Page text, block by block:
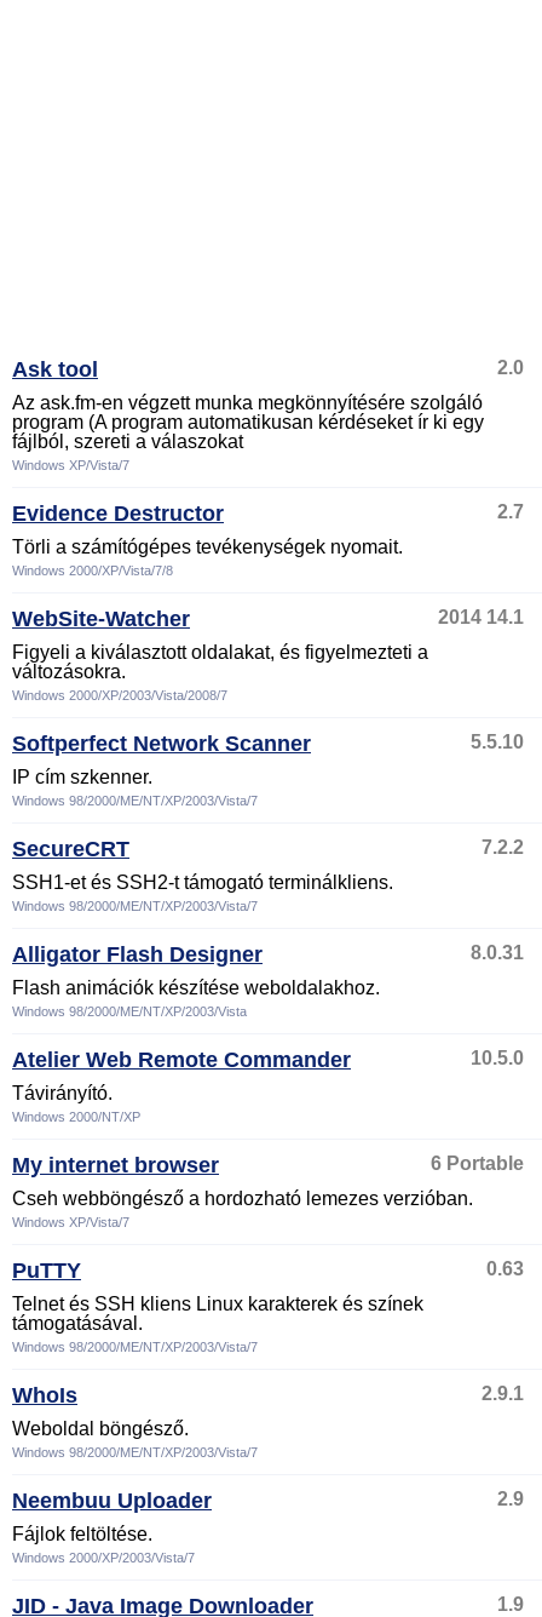
Ask tool
2.0
Az ask.fm-en végzett munka megkönnyítésére szolgáló
program (A program automatikusan kérdéseket ír ki egy
fájlból, szereti a válaszokat
Windows XP/Vista/7
Evidence Destructor
2.7
Törli a számítógépes tevékenységek nyomait.
Windows 2000/XP/Vista/7/8
WebSite-Watcher
2014 14.1
Figyeli a kiválasztott oldalakat, és figyelmezteti a
változásokra.
Windows 2000/XP/2003/Vista/2008/7
Softperfect Network Scanner
5.5.10
IP cím szkenner.
Windows 98/2000/ME/NT/XP/2003/Vista/7
SecureCRT
7.2.2
SSH1-et és SSH2-t támogató terminálkliens.
Windows 98/2000/ME/NT/XP/2003/Vista/7
Alligator Flash Designer
8.0.31
Flash animációk készítése weboldalakhoz.
Windows 98/2000/ME/NT/XP/2003/Vista
Atelier Web Remote Commander
10.5.0
Távirányító.
Windows 2000/NT/XP
My internet browser
6 Portable
Cseh webböngésző a hordozható lemezes verzióban.
Windows XP/Vista/7
PuTTY
0.63
Telnet és SSH kliens Linux karakterek és színek
támogatásával.
Windows 98/2000/ME/NT/XP/2003/Vista/7
WhoIs
2.9.1
Weboldal böngésző.
Windows 98/2000/ME/NT/XP/2003/Vista/7
Neembuu Uploader
2.9
Fájlok feltöltése.
Windows 2000/XP/2003/Vista/7
JID - Java Image Downloader
1.9